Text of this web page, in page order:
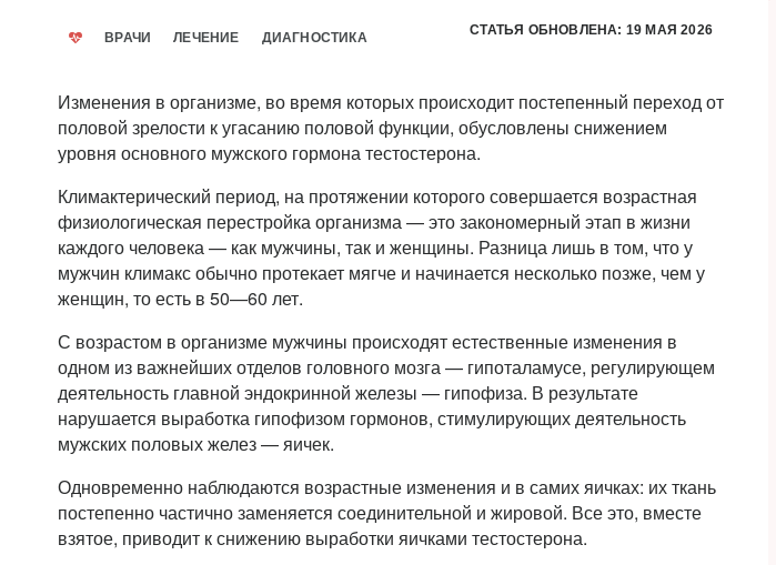
ВРАЧИ ЛЕЧЕНИЕ ДИАГНОСТИКА СТАТЬЯ ОБНОВЛЕНА: 19 МАЯ 2026
Изменения в организме, во время которых происходит постепенный переход от
половой зрелости к угасанию половой функции, обусловлены снижением
уровня основного мужского гормона тестостерона.
Климактерический период, на протяжении которого совершается возрастная
физиологическая перестройка организма — это закономерный этап в жизни
каждого человека — как мужчины, так и женщины. Разница лишь в том, что у
мужчин климакс обычно протекает мягче и начинается несколько позже, чем у
женщин, то есть в 50—60 лет.
С возрастом в организме мужчины происходят естественные изменения в
одном из важнейших отделов головного мозга — гипоталамусе, регулирующем
деятельность главной эндокринной железы — гипофиза. В результате
нарушается выработка гипофизом гормонов, стимулирующих деятельность
мужских половых желез — яичек.
Одновременно наблюдаются возрастные изменения и в самих яичках: их ткань
постепенно частично заменяется соединительной и жировой. Все это, вместе
взятое, приводит к снижению выработки яичками тестостерона.